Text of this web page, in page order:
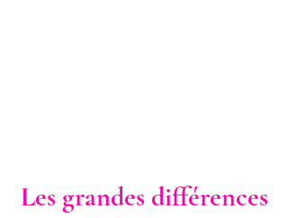
Les grandes différences